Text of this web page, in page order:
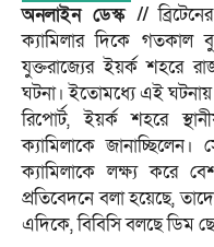
অনলাইন ডেস্ক //
ক্যামিলার দিকে গতকাল
যুক্তরাজ্যের ইয়র্ক শহরে
ঘটনা। ইতোমধ্যে এই
রিপোর্ট, ইয়র্ক শহরে
ক্যামিলাকে
ক্যামিলাকে লক্ষ্য করে
প্রতিবেদনে বলা হয়েছে,
এদিকে, বিবিসি বলছে ডিম